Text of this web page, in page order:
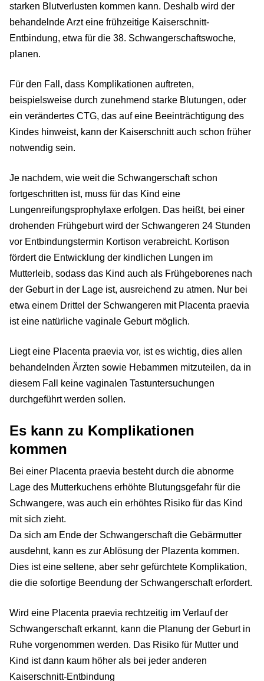
starken Blutverlusten kommen kann. Deshalb wird der
behandelnde Arzt eine frühzeitige Kaiserschnitt-
Entbindung, etwa für die 38. Schwangerschaftswoche,
planen.
Für den Fall, dass Komplikationen auftreten,
beispielsweise durch zunehmend starke Blutungen, oder
ein verändertes CTG, das auf eine Beeinträchtigung des
Kindes hinweist, kann der Kaiserschnitt auch schon früher
notwendig sein.
Je nachdem, wie weit die Schwangerschaft schon
fortgeschritten ist, muss für das Kind eine
Lungenreifungsprophylaxe erfolgen. Das heißt, bei einer
drohenden Frühgeburt wird der Schwangeren 24 Stunden
vor Entbindungstermin Kortison verabreicht. Kortison
fördert die Entwicklung der kindlichen Lungen im
Mutterleib, sodass das Kind auch als Frühgeborenes nach
der Geburt in der Lage ist, ausreichend zu atmen. Nur bei
etwa einem Drittel der Schwangeren mit Placenta praevia
ist eine natürliche vaginale Geburt möglich.
Liegt eine Placenta praevia vor, ist es wichtig, dies allen
behandelnden Ärzten sowie Hebammen mitzuteilen, da in
diesem Fall keine vaginalen Tastuntersuchungen
durchgeführt werden sollen.
Es kann zu Komplikationen
kommen
Bei einer Placenta praevia besteht durch die abnorme
Lage des Mutterkuchens erhöhte Blutungsgefahr für die
Schwangere, was auch ein erhöhtes Risiko für das Kind
mit sich zieht.
Da sich am Ende der Schwangerschaft die Gebärmutter
ausdehnt, kann es zur Ablösung der Plazenta kommen.
Dies ist eine seltene, aber sehr gefürchtete Komplikation,
die die sofortige Beendung der Schwangerschaft erfordert.
Wird eine Placenta praevia rechtzeitig im Verlauf der
Schwangerschaft erkannt, kann die Planung der Geburt in
Ruhe vorgenommen werden. Das Risiko für Mutter und
Kind ist dann kaum höher als bei jeder anderen
Kaiserschnitt-Entbindung